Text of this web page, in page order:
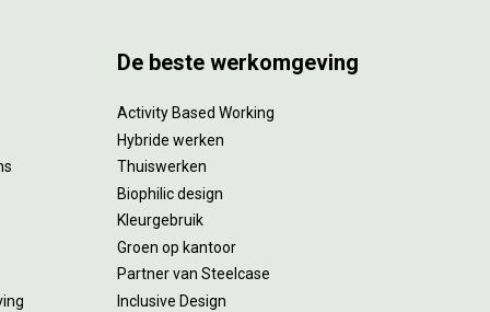
De beste werkomgeving
Activity Based Working
Hybride werken
Thuiswerken
Biophilic design
Kleurgebruik
Groen op kantoor
Partner van Steelcase
Inclusive Design